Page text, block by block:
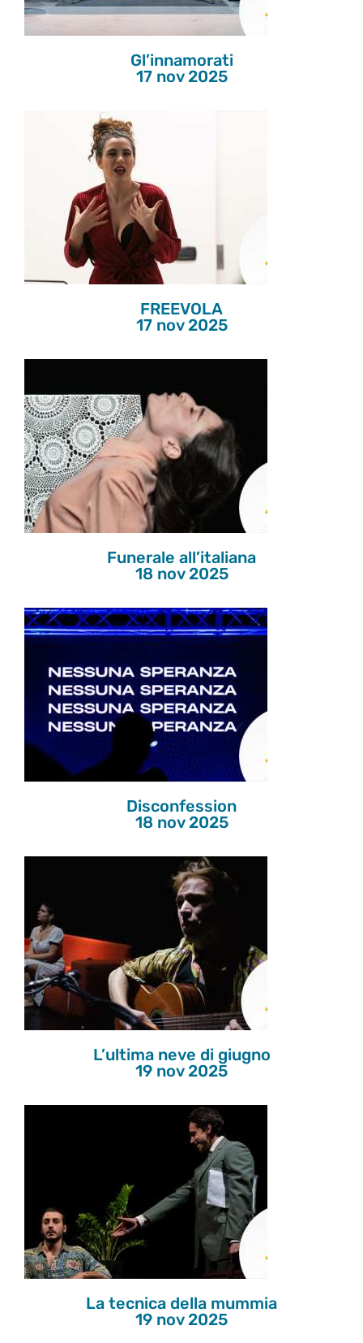
Gl’innamorati
17 nov 2025
FREEVOLA
17 nov 2025
FREEVOLA
17 nov 2025
Funerale all’italiana
18 nov 2025
Funerale all’italiana
18 nov 2025
Disconfession
18 nov 2025
Disconfession
18 nov 2025
L’ultima neve di giugno
19 nov 2025
L’ultima neve di giugno
19 nov 2025
La tecnica della mummia
19 nov 2025
La tecnica della mummia
19 nov 2025